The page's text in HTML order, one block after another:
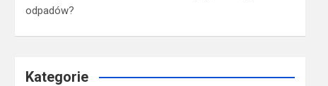
odpadów?
Kategorie